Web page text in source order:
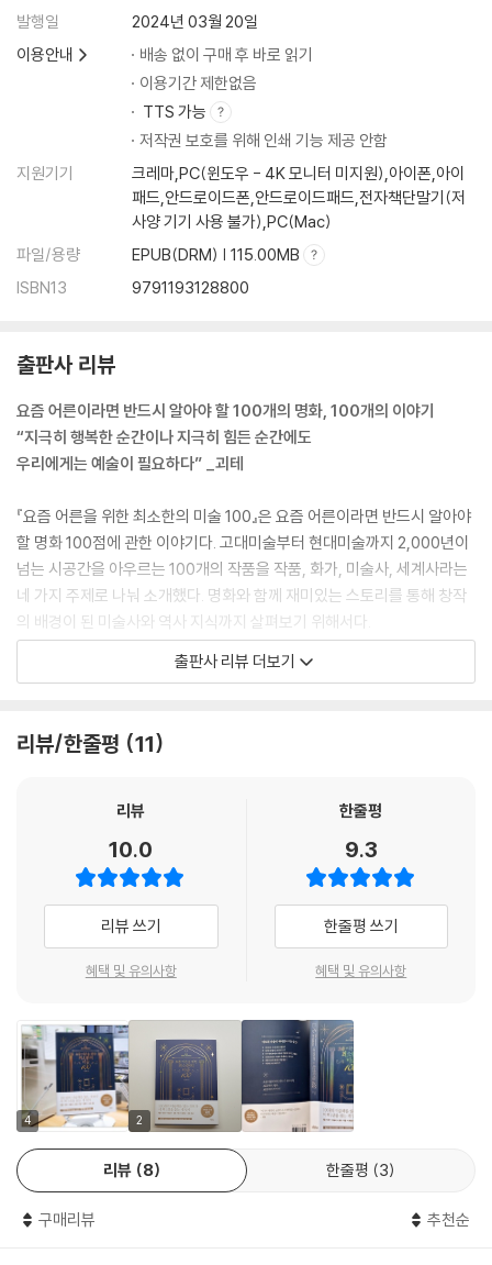
043. [미술사: 매너리즘] 미켈란젤로를 무시한 화가의 최후
045. [작품: 우리는 어디에서 왔는가, 우리는 누구인가, 우리는 어디로 가
는가?] 죽기를 결심하고 그린 그림
046. [화가: 자크 루이 다비드] 혁명과 반혁명 세력 모두를 만족시킨 재능
047. [미술사: 트로니] 시대를 초월한 신비
048. [세계사: 1923년 세계 헤비급 챔피언전] 패자를 위한 위로
049. [작품: 다비드] 성경을 재해석한 세기의 명작
050. [화가: 앙리 마티스] 형편없다고 혹평한 그림을 구입한 이유
051. [미술사: 액션페인팅] 그림 밖에서 그림 안으로
052. [세계사: 파리코뮌] 결코 ‘안녕’할 수 없었던 화가의 바람
055. [미술사: 신조형주의] 가장 기본적인 것이 가장 아름답다
파국
057. [작품: 미늘창을 든 군인의 초상] 고전 미술 최고가를 경신한 화제의
그림
059. [미술사: 추상화] 칸딘스키보다 5년 앞선 최초의 추상 화가
060. [세계사: 인상주의] 새로운 것은 낯설고, 낯선 것은 역사를 만든다
061. [작품: 제인 그레이의 처형] 단 9일 만에 폐위된 여왕
062. [화가: 세실리아 보] 죽을 때까지 결코 붓을 놓지 않았던 위대한 여성
화가
063. [미술사: 레디메이드] 세계 최초의 휴대용 미술관
064. [세계사: 여성 참정권] 범죄가 낳은 의외의 결실
067. [미술사: 누드화] 어떤 부끄러움도 느껴지지 않는 용감한 자화상
069. [작품: 입맞춤] ‘지옥의 문’이 된 그들의 입맞춤
071. [미술사: 점묘화] 고흐의 그림을 알아본 유일한 컬렉터
072. [세계사: 나폴레옹] 중요한 상징이 된 역사의 한 장면
073. [작품: 스카겐 남쪽 해변의 여름 저녁] 황혼이 지나면 어둠이 내려앉
074. [화가: 로자 보뇌르] 일평생 동물만을 그린 화가
076. [세계사: 그리스 독립 전쟁] 공동묘지에 홀로 앉아 있는 예쁜 소녀
077. [작품: 핑크 마돈나] 귀를 뚫은 성모 마리아?
078. [화가: 오거스타 새비지] 가난, 차별, 배제 속에서 이뤄낸 빛나는 성
취
079. [미술사: 종교화] 그가 반드시 성공해야만 했던 이유
080. [세계사: 미국 독립 선언] 〈모나리자〉보다 더 많이 복제되는 명화
081. [작품: 기도하는 성모] 가장 귀한 색으로 그린 영원한 가치
083. [미술사: 제체시온] 교향곡에 대한 진정한 오마주
발행일
2024년 03월 20일
이용안내
배송 없이 구매 후 바로 읽기
이용기간 제한없음
TTS 가능
저작권 보호를 위해 인쇄 기능 제공 안함
지원기기
크레마,PC(윈도우 - 4K 모니터 미지원),아이폰,아이
패드,안드로이드폰,안드로이드패드,전자책단말기(저
사양 기기 사용 불가),PC(Mac)
파일/용량
EPUB(DRM) | 115.00MB
ISBN13
9791193128800
출판사 리뷰
요즘 어른이라면 반드시 알아야 할 100개의 명화, 100개의 이야기
“지극히 행복한 순간이나 지극히 힘든 순간에도
우리에게는 예술이 필요하다” _괴테
『요즘 어른을 위한 최소한의 미술 100』은 요즘 어른이라면 반드시 알아야
할 명화 100점에 관한 이야기다. 고대미술부터 현대미술까지 2,000년이
넘는 시공간을 아우르는 100개의 작품을 작품, 화가, 미술사, 세계사라는
네 가지 주제로 나눠 소개했다. 명화와 함께 재미있는 스토리를 통해 창작
의 배경이 된 미술사와 역사 지식까지 살펴보기 위해서다.
이를 위해 반 고흐, 렘브란트처럼 잘 알려진 화가부터 콜비츠, 키르히너 등
히 담았다.
미술사를 빛낸 최고의 명화 100점 중에는 우리에게 잘 알려진 작품도 있지
작품들까지 과감하게 소개했기 때문이다. 『서양미술사』 책에서는 쉽게 만
날 수 없는 동시대의 화가들과 여성 미술가의 작품이 이 책에 다수 포함된
이유다.
이토록 미술이 재미있어지는 순간!
★너무 혁명적이라 정부가 구입하여 숨긴 그림은?
★이 아름다운 그림에 아동학대 논란이 있다고?
★성모 마리아가 귀를 뚫은 이유는?
★〈모나리자〉보다 더 많이 복제되는 그림은?
1,700여 명이 희생된 내전의 한가운데에서 피카소가 남긴 한 장의 흑백 그
림 〈게르니카〉, 영국 국회의사당을 장악한 침팬지들이 등장하는 뱅크시의
풍경화를 한 차원 높은 수준으로 끌어올린 터너의 그림 〈눈보라〉 뒤에는 목
출판사 리뷰 더보기
리뷰/한줄평 11
리뷰
10.0
리뷰 쓰기
혜택 및 유의사항
한줄평
9.3
한줄평 쓰기
혜택 및 유의사항
4 2
리뷰 8 한줄평 3
구매리뷰 추천순